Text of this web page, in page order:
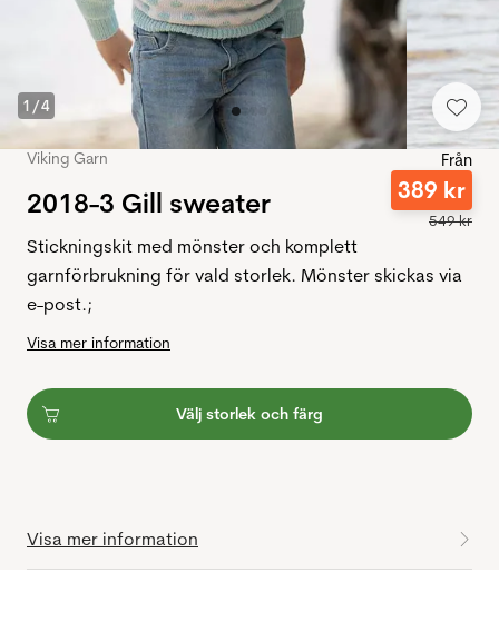
1 /4
Viking Garn
2018-3 Gill sweater
Från
389 kr
549kr
Stickningskit med mönster och komplett
garnförbrukning för vald storlek. Mönster skickas via
e-post.;
Visa mer information
Välj storlek och färg
Visa mer information